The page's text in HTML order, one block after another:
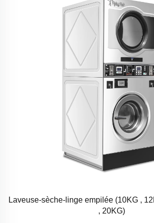
Laveuse-sèche-linge empilée (10KG ,
, 20KG)